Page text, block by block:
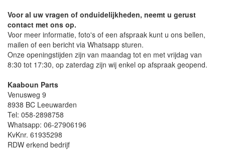
Voor al uw vragen of onduidelijkheden, neemt u gerust
contact met ons op.
Voor meer informatie, foto's of een afspraak kunt u ons bellen,
mailen of een bericht via Whatsapp sturen.
Onze openingstijden zijn van maandag tot en met vrijdag van
8:30 tot 17:30, op zaterdag zijn wij enkel op afspraak geopend.
Kaaboun Parts
Venusweg 9
8938 BC Leeuwarden
Tel: 058-2898758
Whatsapp: 06-27906196
KvKnr. 61935298
RDW erkend bedrijf